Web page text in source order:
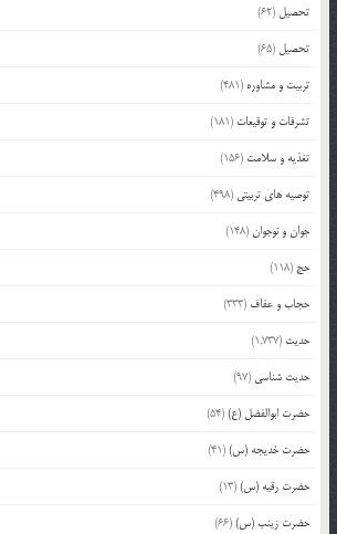
تحصیل (62)
تحصیل (65)
تربیت و مشاوره (481)
تشرفات و توقیعات (181)
تغذیه و سلامت (156)
توصیه های تربیتی (498)
جوان و نوجوان(148)
حج (118)
حجاب و عفاف (333)
حدیث (1,737)
حدیث شناسی (97)
حضرت ابوالفضل (ع)(54)
حضرت خدیجه (س)(41)
حضرت رقیه (س)(13)
حضرت زینب (س)(66)